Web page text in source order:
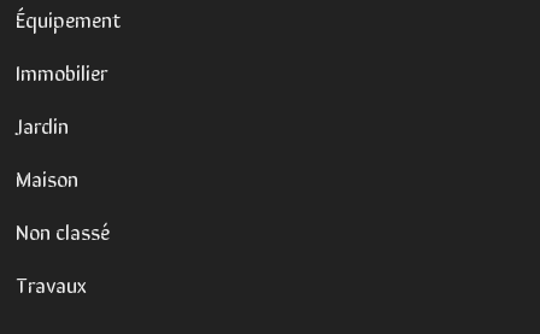
Équipement
Immobilier
Jardin
Maison
Non classé
Travaux